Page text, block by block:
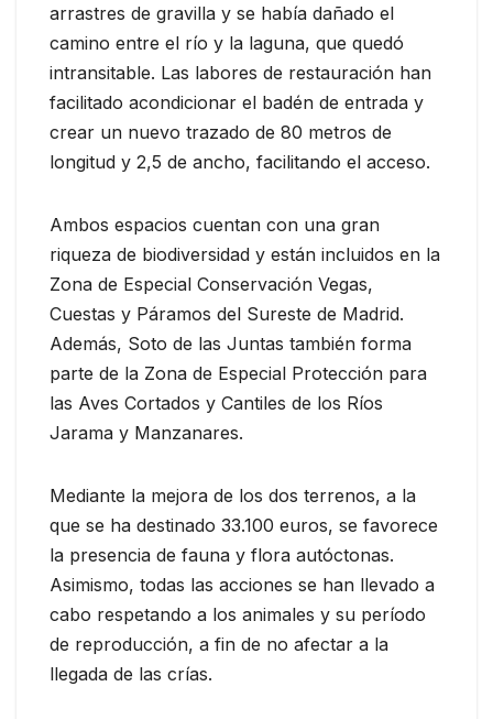
arrastres de gravilla y se había dañado el
camino entre el río y la laguna, que quedó
intransitable. Las labores de restauración han
facilitado acondicionar el badén de entrada y
crear un nuevo trazado de 80 metros de
longitud y 2,5 de ancho, facilitando el acceso.
Ambos espacios cuentan con una gran
riqueza de biodiversidad y están incluidos en la
Zona de Especial Conservación Vegas,
Cuestas y Páramos del Sureste de Madrid.
Además, Soto de las Juntas también forma
parte de la Zona de Especial Protección para
las Aves Cortados y Cantiles de los Ríos
Jarama y Manzanares.
Mediante la mejora de los dos terrenos, a la
que se ha destinado 33.100 euros, se favorece
la presencia de fauna y flora autóctonas.
Asimismo, todas las acciones se han llevado a
cabo respetando a los animales y su período
de reproducción, a fin de no afectar a la
llegada de las crías.